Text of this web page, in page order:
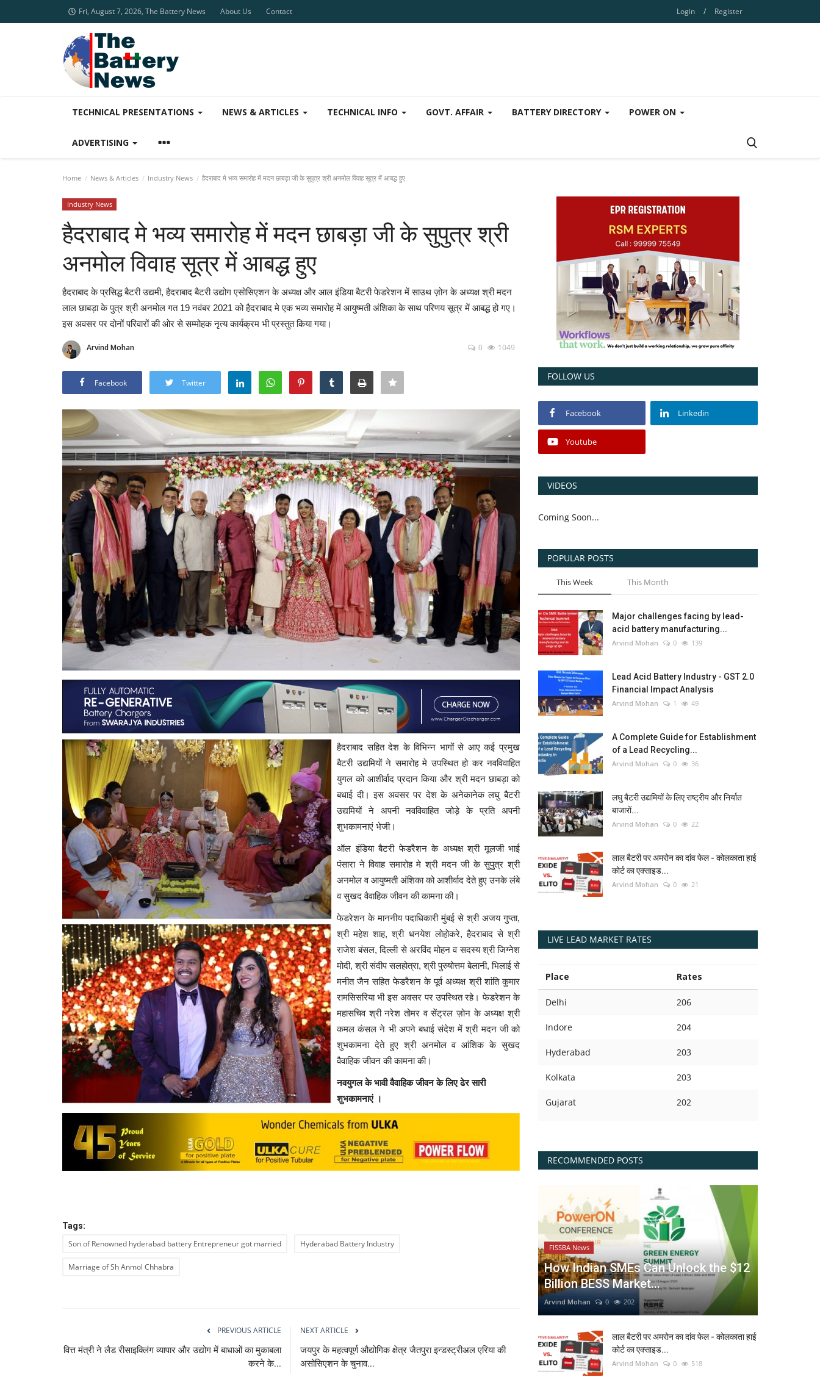
Fri, August 7, 2026, The Battery News About Us Contact Login / Register
TECHNICAL PRESENTATIONS NEWS & ARTICLES TECHNICAL INFO GOVT. AFFAIR BATTERY DIRECTORY POWER ON
ADVERTISING
Home News & Articles Industry News हैदराबाद मे भव्य समारोह में मदन छाबड़ा जी के सुपुत्र श्री अनमोल विवाह सूत्र में आबद्ध हुए
Industry News
हैदराबाद मे भव्य समारोह में मदन छाबड़ा जी के सुपुत्र श्री
अनमोल विवाह सूत्र में आबद्ध हुए
हैदराबाद के प्रसिद्ध बैटरी उद्यमी, हैदराबाद बैटरी उद्योग एसोसिएशन के अध्यक्ष और आल इंडिया बैटरी फेडरेशन में साउथ ज़ोन के अध्यक्ष श्री मदन
लाल छाबड़ा के पुत्र श्री अनमोल गत 19 नवंबर 2021 को हैदराबाद मे एक भव्य समारोह में आयुष्मती अंशिका के साथ परिणय सूत्र में आबद्ध हो गए।
इस अवसर पर दोनों परिवारों की ओर से सम्मोहक नृत्य कार्यक्रम भी प्रस्तुत किया गया।
Arvind Mohan 0 1049
Facebook Twitter
हैदराबाद सहित देश के विभिन्न भागों से आए कई प्रमुख
बैटरी उद्यमियों ने समारोह मे उपस्थित हो कर नवविवाहित
युगल को आशीर्वाद प्रदान किया और श्री मदन छाबड़ा को
बधाई दी। इस अवसर पर देश के अनेकानेक लघु बैटरी
उद्यमियों ने अपनी नवविवाहित जोड़े के प्रति अपनी
शुभकामनाएं भेजी।
ऑल इंडिया बैटरी फेडरैशन के अध्यक्ष श्री मूलजी भाई
पंसारा ने विवाह समारोह मे श्री मदन जी के सुपुत्र श्री
अनमोल व आयुष्मती अंशिका को आशीर्वाद देते हुए उनके लंबे
व सुखद वैवाहिक जीवन की कामना की।
फेडरेशन के माननीय पदाधिकारी मुंबई से श्री अजय गुप्ता,
श्री महेश शाह, श्री धनयेश लोहोकरे, हैदराबाद से श्री
राजेश बंसल, दिल्ली से अरविंद मोहन व सदस्य श्री जिग्नेश
मोदी, श्री संदीप सलहोत्रा, श्री पुरुषोत्तम बेलानी, भिलाई से
मनीत जैन सहित फेडरैशन के पूर्व अध्यक्ष श्री शांति कुमार
रामसिसरिया भी इस अवसर पर उपस्थित रहे। फेडरेशन के
महासचिव श्री नरेश तोमर व सेंट्रल ज़ोन के अध्यक्ष श्री
कमल कंसल ने भी अपने बधाई संदेश में श्री मदन जी को
शुभकामना देते हुए श्री अनमोल व आंशिक के सुखद
वैवाहिक जीवन की कामना की।
नवयुगल के भावी वैवाहिक जीवन के लिए ढेर सारी
शुभकामनाएं ।
Tags:
Son of Renowned hyderabad battery Entrepreneur got married Hyderabad Battery Industry
Marriage of Sh Anmol Chhabra
PREVIOUS ARTICLE
वित्त मंत्री ने लैड रीसाइक्लिंग व्यापार और उद्योग में बाधाओं का मुकाबला
करने के...
NEXT ARTICLE
जयपुर के महत्वपूर्ण औद्योगिक क्षेत्र जैतपुरा इन्डस्ट्रीअल एरिया की
असोसिएशन के चुनाव...
FOLLOW US
Facebook Linkedin
Youtube
VIDEOS
Coming Soon...
POPULAR POSTS
This Week This Month
Major challenges facing by lead-
acid battery manufacturing...
Arvind Mohan 0 139
Lead Acid Battery Industry - GST 2.0
Financial Impact Analysis
Arvind Mohan 1 49
A Complete Guide for Establishment
of a Lead Recycling...
Arvind Mohan 0 36
लघु बैटरी उद्यमियों के लिए राष्ट्रीय और निर्यात
बाजारों...
Arvind Mohan 0 22
लाल बैटरी पर अमरोन का दांव फेल - कोलकाता हाई
कोर्ट का एक्साइड...
Arvind Mohan 0 21
LIVE LEAD MARKET RATES
Place Rates
Delhi 206
Indore 204
Hyderabad 203
Kolkata 203
Gujarat 202
RECOMMENDED POSTS
FISSBA News
How Indian SMEs Can Unlock the $12
Billion BESS Market...
Arvind Mohan 0 202
लाल बैटरी पर अमरोन का दांव फेल - कोलकाता हाई
कोर्ट का एक्साइड...
Arvind Mohan 0 518